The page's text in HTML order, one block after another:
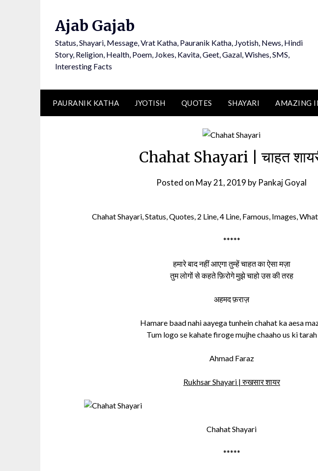
Ajab Gajab
Status, Shayari, Message, Vrat Katha, Pauranik Katha, Jyotish, News, Hindi
Story, Religion, Health, Poem, Jokes, Kavita, Geet, Gazal, Wishes, SMS,
Interesting Facts
PAURANIK KATHA JYOTISH QUOTES SHAYARI AMAZING
Chahat Shayari | चाहत
Posted on May 21, 2019 by Pankaj Goyal
Chahat Shayari, Status, Quotes, 2 Line, 4 Line, Famous, Images,
*****
हमारे बाद नहीं आएगा तुम्हें चाहत का ऐसा मज़ा
तुम लोगों से कहते फ़िरोगे मुझे चाहो उस की तरह
अहमद फ़राज़
Hamare baad nahi aayega tunhein chahat ka aesa
Tum logo se kahate firoge mujhe chaaho us ki tarah
Ahmad Faraz
Rukhsar Shayari | रुखसार शायर
Chahat Shayari
*****